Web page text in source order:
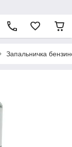
Запальничка